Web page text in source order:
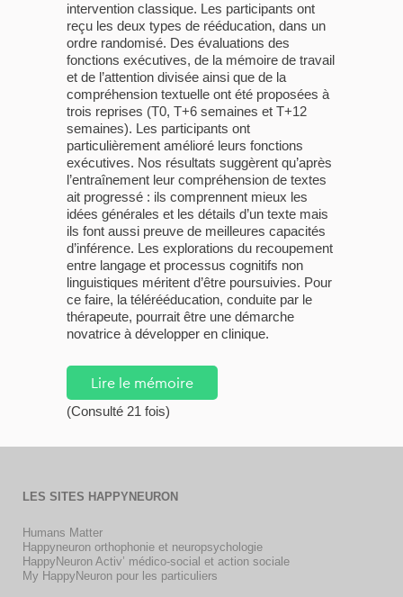
intervention classique. Les participants ont
reçu les deux types de rééducation, dans un
ordre randomisé. Des évaluations des
fonctions exécutives, de la mémoire de travail
et de l’attention divisée ainsi que de la
compréhension textuelle ont été proposées à
trois reprises (T0, T+6 semaines et T+12
semaines). Les participants ont
particulièrement amélioré leurs fonctions
exécutives. Nos résultats suggèrent qu’après
l’entraînement leur compréhension de textes
ait progressé : ils comprennent mieux les
idées générales et les détails d’un texte mais
ils font aussi preuve de meilleures capacités
d’inférence. Les explorations du recoupement
entre langage et processus cognitifs non
linguistiques méritent d’être poursuivies. Pour
ce faire, la télérééducation, conduite par le
thérapeute, pourrait être une démarche
novatrice à développer en clinique.
Lire le mémoire
(Consulté 21 fois)
LES SITES HAPPYNEURON
Humans Matter
Happyneuron orthophonie et neuropsychologie
HappyNeuron Activ’ médico-social et action sociale
My HappyNeuron pour les particuliers